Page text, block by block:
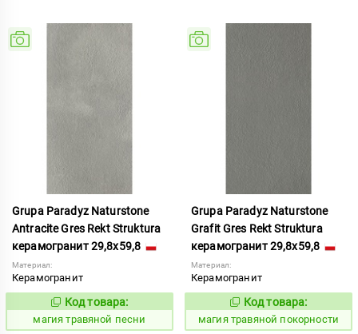
Grupa Paradyz Naturstone
Antracite Gres Rekt Struktura
керамогранит 29,8x59,8
Материал:
Керамогранит
919194
Код товара:
магия травяной песни
Grupa Paradyz Naturstone
Grafit Gres Rekt Struktura
керамогранит 29,8x59,8
Материал:
Керамогранит
919197
Код товара:
магия травяной покорности